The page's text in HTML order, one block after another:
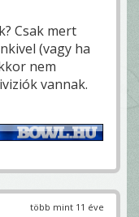
Csak mert
(vagy ha
nem
vannak.
több mint 11 éve